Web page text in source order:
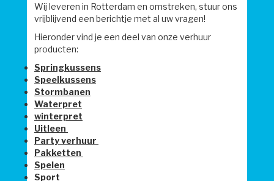
Wij leveren in Rotterdam en omstreken, stuur ons
vrijblijvend een berichtje met al uw vragen!
Hieronder vind je een deel van onze verhuur
producten:
Springkussens
Speelkussens
Stormbanen
Waterpret
winterpret
Uitleen
Party verhuur
Pakketten
Spelen
Sport